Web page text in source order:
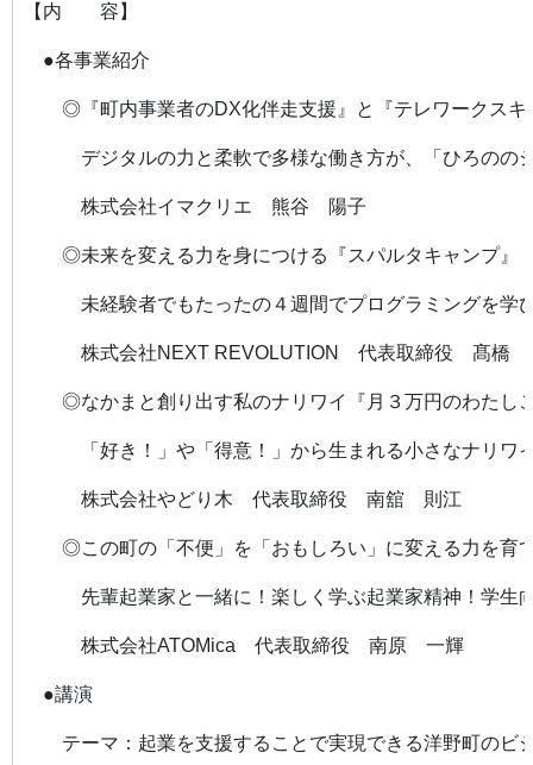
【内 容】
●各事業紹介
◎『町内事業者のDX化伴走支援』と『テレワークスキ
デジタルの力と柔軟で多様な働き方が、「ひろののシ
株式会社イマクリエ 熊谷 陽子
◎未来を変える力を身につける『スパルタキャンプ』
未経験者でもたったの４週間でプログラミングを学び
株式会社NEXT REVOLUTION 代表取締役 髙橋
◎なかまと創り出す私のナリワイ『月３万円のわたし
「好き！」や「得意！」から生まれる小さなナリワイ
株式会社やどり木 代表取締役 南舘 則江
◎この町の「不便」を「おもしろい」に変える力を育
先輩起業家と一緒に！楽しく学ぶ起業家精神！学生向
株式会社ATOMica 代表取締役 南原 一輝
●講演
テーマ：起業を支援することで実現できる洋野町のビ